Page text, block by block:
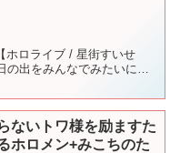
ホロライブ / 星街すいせ
の出をみんなでみたいに
ないトワ様を励ますた
ホロメン+みこちのた